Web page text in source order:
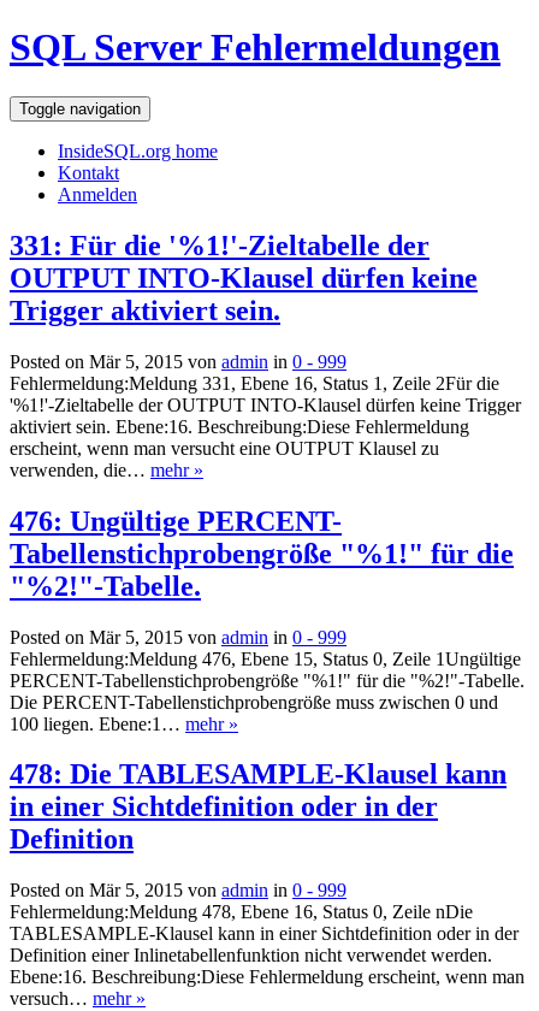
SQL Server Fehlermeldungen
Toggle navigation
InsideSQL.org home
Kontakt
Anmelden
331: Für die '%1!'-Zieltabelle der
OUTPUT INTO-Klausel dürfen keine
Trigger aktiviert sein.
Posted on Mär 5, 2015 von admin in 0 - 999
Fehlermeldung:Meldung 331, Ebene 16, Status 1, Zeile 2Für die
'%1!'-Zieltabelle der OUTPUT INTO-Klausel dürfen keine Trigger
aktiviert sein. Ebene:16. Beschreibung:Diese Fehlermeldung
erscheint, wenn man versucht eine OUTPUT Klausel zu
verwenden, die… mehr »
476: Ungültige PERCENT-
Tabellenstichprobengröße "%1!" für die
"%2!"-Tabelle.
Posted on Mär 5, 2015 von admin in 0 - 999
Fehlermeldung:Meldung 476, Ebene 15, Status 0, Zeile 1Ungültige
PERCENT-Tabellenstichprobengröße "%1!" für die "%2!"-Tabelle.
Die PERCENT-Tabellenstichprobengröße muss zwischen 0 und
100 liegen. Ebene:1… mehr »
478: Die TABLESAMPLE-Klausel kann
in einer Sichtdefinition oder in der
Definition
Posted on Mär 5, 2015 von admin in 0 - 999
Fehlermeldung:Meldung 478, Ebene 16, Status 0, Zeile nDie
TABLESAMPLE-Klausel kann in einer Sichtdefinition oder in der
Definition einer Inlinetabellenfunktion nicht verwendet werden.
Ebene:16. Beschreibung:Diese Fehlermeldung erscheint, wenn man
versuch… mehr »